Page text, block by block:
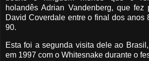
holandês Adrian Vandenberg, que
David Coverdale entre o final dos anos
90.
Esta foi a segunda visita dele ao
em 1997 com o Whitesnake durante o